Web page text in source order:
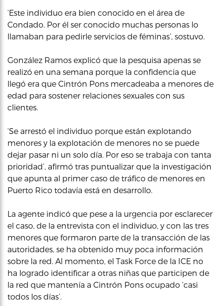
‘Este individuo era bien conocido en el área de
Condado. Por él ser conocido muchas personas lo
llamaban para pedirle servicios de féminas’, sostuvo.
González Ramos explicó que la pesquisa apenas se
realizó en una semana porque la confidencia que
llegó era que Cintrón Pons mercadeaba a menores de
edad para sostener relaciones sexuales con sus
clientes.
‘Se arrestó el individuo porque están explotando
menores y la explotación de menores no se puede
dejar pasar ni un solo día. Por eso se trabaja con tanta
prioridad’, afirmó tras puntualizar que la investigación
que apunta al primer caso de tráfico de menores en
Puerto Rico todavía está en desarrollo.
La agente indicó que pese a la urgencia por esclarecer
el caso, de la entrevista con el individuo, y con las tres
menores que formaron parte de la transacción de las
autoridades, se ha obtenido muy poca información
sobre la red. Al momento, el Task Force de la ICE no
ha logrado identificar a otras niñas que participen de
la red que mantenía a Cintrón Pons ocupado ‘casi
todos los días’.